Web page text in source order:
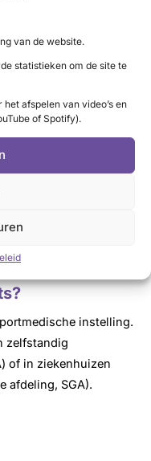
van de website.
statistieken om de site te
het afspelen van video’s en
of Spotify).
is niet nodig.
en je hebt last van
een verwijzing
de
instelling.
zelfstandig
of in ziekenhuizen
afdeling, SGA).